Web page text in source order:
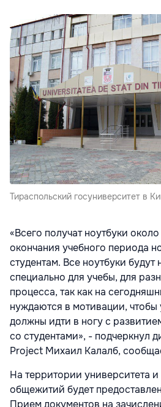
Тираспольский госуниверситет в
«Всего получат ноутбуки
окончания учебного периода
студентам. Все ноутбуки будут
специально для учебы, для
процесса, так как на
нуждаются в мотивации, чтобы
должны идти в ногу с
со студентами», - подчеркнул
Project Михаил Калалб,
На территории университета и
общежитий будет
Прием документов на